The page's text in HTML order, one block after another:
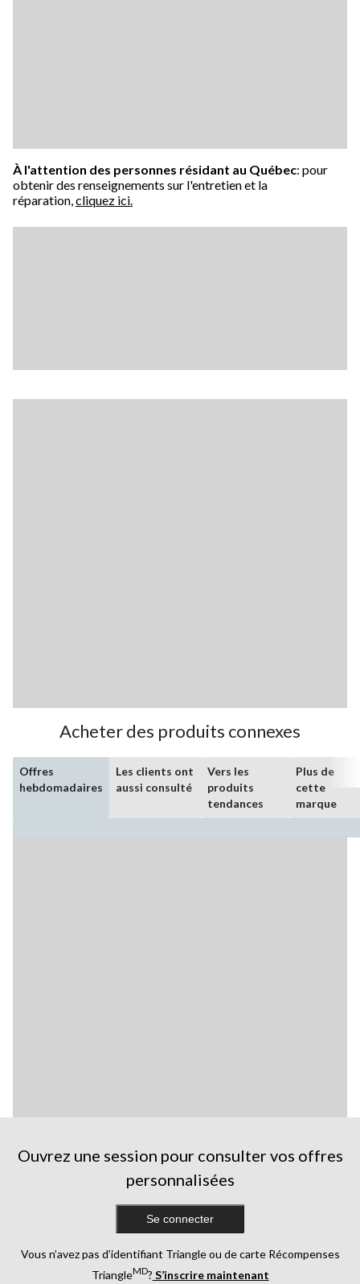
À l'attention des personnes résidant au Québec: pour
obtenir des renseignements sur l'entretien et la
réparation,cliquez ici.
Acheter des produits connexes
Offres
hebdomadaires
Les clients ont
aussi consulté
Vers les
produits
tendances
Plus de
cette
marque
Ouvrez une session pour consulter vos offres
personnalisées
Se connecter
Vous n’avez pas d’identifiant Triangle ou de carte Récompenses
TriangleMD? S’inscrire maintenant